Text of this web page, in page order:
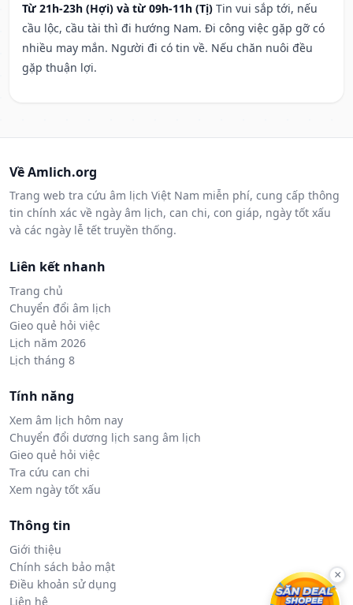
Từ 21h-23h (Hợi) và từ 09h-11h (Tị) Tin vui sắp tới, nếu
cầu lộc, cầu tài thì đi hướng Nam. Đi công việc gặp gỡ có
nhiều may mắn. Người đi có tin về. Nếu chăn nuôi đều
gặp thuận lợi.
Về Amlich.org
Trang web tra cứu âm lịch Việt Nam miễn phí, cung cấp thông
tin chính xác về ngày âm lịch, can chi, con giáp, ngày tốt xấu
và các ngày lễ tết truyền thống.
Liên kết nhanh
Trang chủ
Chuyển đổi âm lịch
Gieo quẻ hỏi việc
Lịch năm 2026
Lịch tháng 8
Tính năng
Xem âm lịch hôm nay
Chuyển đổi dương lịch sang âm lịch
Gieo quẻ hỏi việc
Tra cứu can chi
Xem ngày tốt xấu
Thông tin
Giới thiệu
Chính sách bảo mật
Điều khoản sử dụng
Liên hệ
×